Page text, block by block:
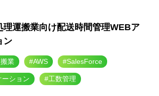
理運搬業向け配送時間管理WEBア
ン
業 #AWS #SalesForce
ーション #工数管理